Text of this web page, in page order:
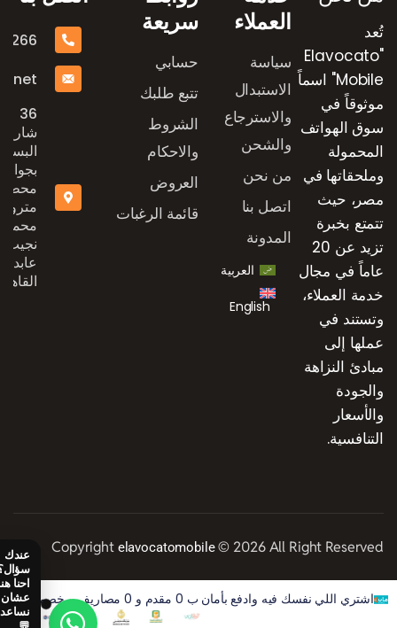
تُعد
"Elavocato
Mobile" اسماً
موثوقاً في
سوق الهواتف
المحمولة
وملحقاتها في
مصر، حيث
تتمتع بخبرة
تزيد عن 20
عاماً في مجال
خدمة العملاء،
وتستند في
عملها إلى
مبادئ النزاهة
والجودة
والأسعار
التنافسية.
العملاء
سياسة
الاستبدال
والاسترجاع
والشحن
من نحن
اتصل بنا
المدونة
العربية
English
سريعة
حسابي
تتبع طلبك
الشروط
والاحكام
العروض
قائمة الرغبات
36
شارع
بجوار
محطة
مترو
محمد
نجيب،
Copyright elavocatomobile© 2026 All Right Reserved
اشتري اللي نفسك فيه وادفع بأمان ب 0 مقدم و 0 مصاريف و خصم 50% على الفوايد